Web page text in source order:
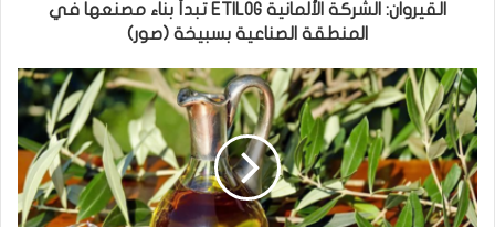
القيروان: الشركة الألمانية ETILOG تبدأ بناء مصنعها في
المنطقة الصناعية بسبيخة (صور)